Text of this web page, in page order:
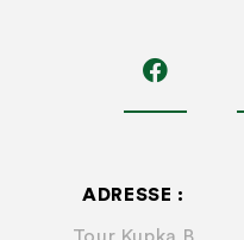
ADRESSE :
Tour Kupka B